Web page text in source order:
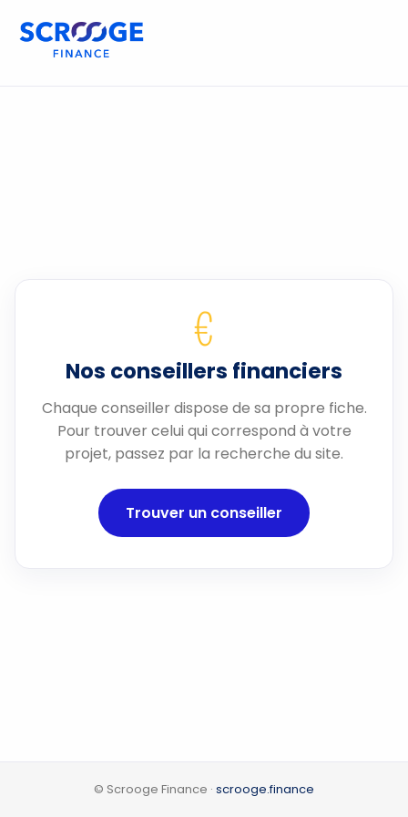
€
Nos conseillers financiers
Chaque conseiller dispose de sa propre fiche.
Pour trouver celui qui correspond à votre
projet, passez par la recherche du site.
Trouver un conseiller
© Scrooge Finance · scrooge.finance